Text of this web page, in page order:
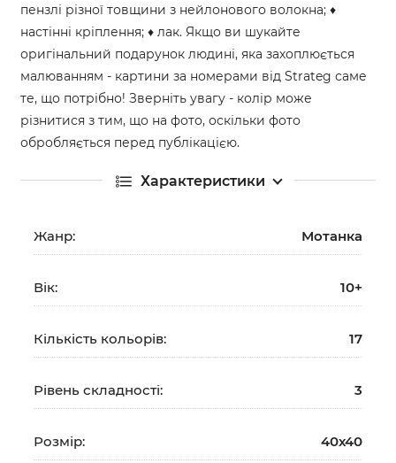
пензлі різної товщини з нейлонового волокна; ♦
настінні кріплення; ♦ лак. Якщо ви шукайте
оригінальний подарунок людині, яка захоплюється
малюванням - картини за номерами від Strateg саме
те, що потрібно! Зверніть увагу - колір може
різнитися з тим, що на фото, оскільки фото
обробляється перед публікацією.
Характеристики
Жанр: Мотанка
Вік: 10+
Кількість кольорів: 17
Рівень складності: 3
Розмір: 40х40